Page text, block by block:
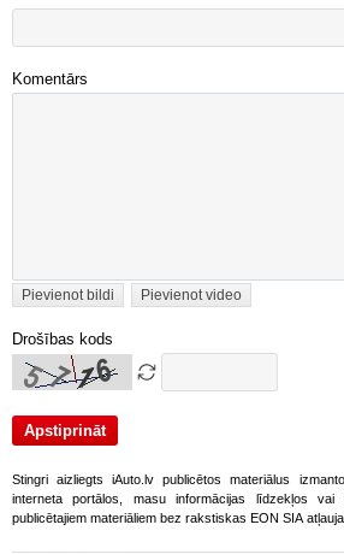
Komentārs
Pievienot bildi Pievienot video
Drošības kods
Stingri aizliegts iAuto.lv publicētos materiālus
interneta portālos, masu informācijas līdzekļos
publicētajiem materiāliem bez rakstiskas EON SIA